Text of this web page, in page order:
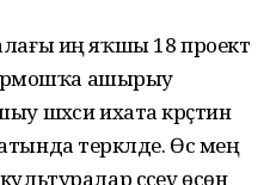
иң яҡшы 18 проект
ашырыу
шәхси ихата крәҫтиән
тер­кәлде. Өс мең
сәсеү өсөн